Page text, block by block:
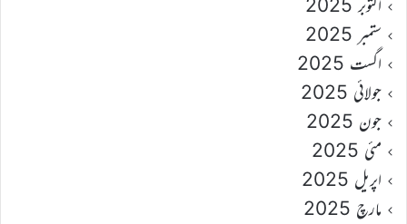
اکتوبر 2025
ستمبر 2025
اگست 2025
جولائی 2025
جون 2025
مئی 2025
اپریل 2025
مارچ 2025